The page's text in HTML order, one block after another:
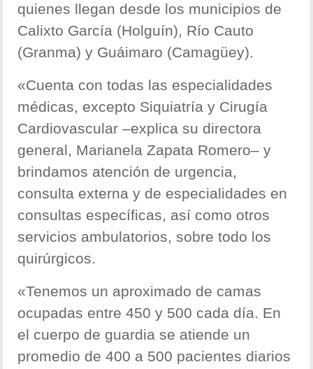
quienes llegan desde los municipios de
Calixto García (Holguín), Río Cauto
(Granma) y Guáimaro (Camagüey).
«Cuenta con todas las especialidades
médicas, excepto Siquiatría y Cirugía
Cardiovascular –explica su directora
general, Marianela Zapata Romero– y
brindamos atención de urgencia,
consulta externa y de especialidades en
consultas específicas, así como otros
servicios ambulatorios, sobre todo los
quirúrgicos.
«Tenemos un aproximado de camas
ocupadas entre 450 y 500 cada día. En
el cuerpo de guardia se atiende un
promedio de 400 a 500 pacientes diarios